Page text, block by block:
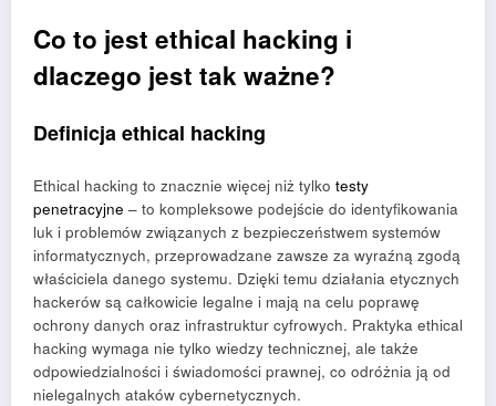
Co to jest ethical hacking i
dlaczego jest tak ważne?
Definicja ethical hacking
Ethical hacking to znacznie więcej niż tylko testy
penetracyjne – to kompleksowe podejście do identyfikowania
luk i problemów związanych z bezpieczeństwem systemów
informatycznych, przeprowadzane zawsze za wyraźną zgodą
właściciela danego systemu. Dzięki temu działania etycznych
hackerów są całkowicie legalne i mają na celu poprawę
ochrony danych oraz infrastruktur cyfrowych. Praktyka ethical
hacking wymaga nie tylko wiedzy technicznej, ale także
odpowiedzialności i świadomości prawnej, co odróżnia ją od
nielegalnych ataków cybernetycznych.